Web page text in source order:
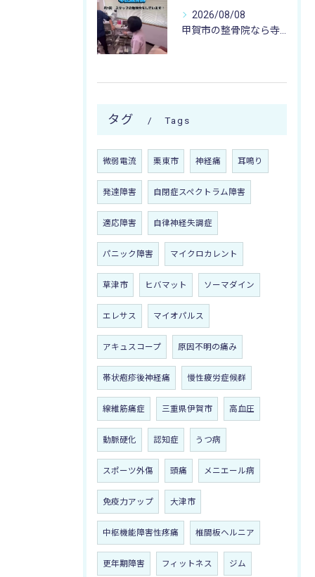
2026/08/08
タグ Tags
微弱電流 栗東市 神経痛 耳鳴り
発達障害 自閉症スペクトラム障害
適応障害 自律神経失調症
パニック障害 マイクロカレント
草津市 ヒバマット ソーマダイン
エレサス マイオパルス
アキュスコープ 原因不明の痛み
帯状疱疹後神経痛 慢性疲労症候群
線維筋痛症 三重県伊賀市 高血圧
動脈硬化 認知症 うつ病
スポーツ外傷 頭痛 メニエール病
免疫力アップ 大津市
中枢機能障害性疼痛 椎間板ヘルニア
更年期障害 フィットネス ジム